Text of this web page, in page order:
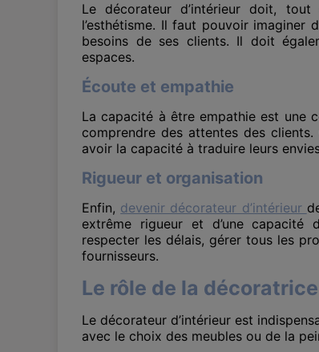
Le décorateur d’intérieur doit,
l’esthétisme. Il faut pouvoir imaginer
besoins de ses clients. Il doit
espaces.
Écoute et empathie
La capacité à être empathie est une
comprendre des attentes des
avoir la capacité à traduire leurs
Rigueur et organisation
Enfin, devenir décorateur d’intérieur
extrême rigueur et d’une capacité
respecter les délais, gérer tous les
fournisseurs.
Le rôle de la
Le décorateur d’intérieur est
avec le choix des meubles ou de la